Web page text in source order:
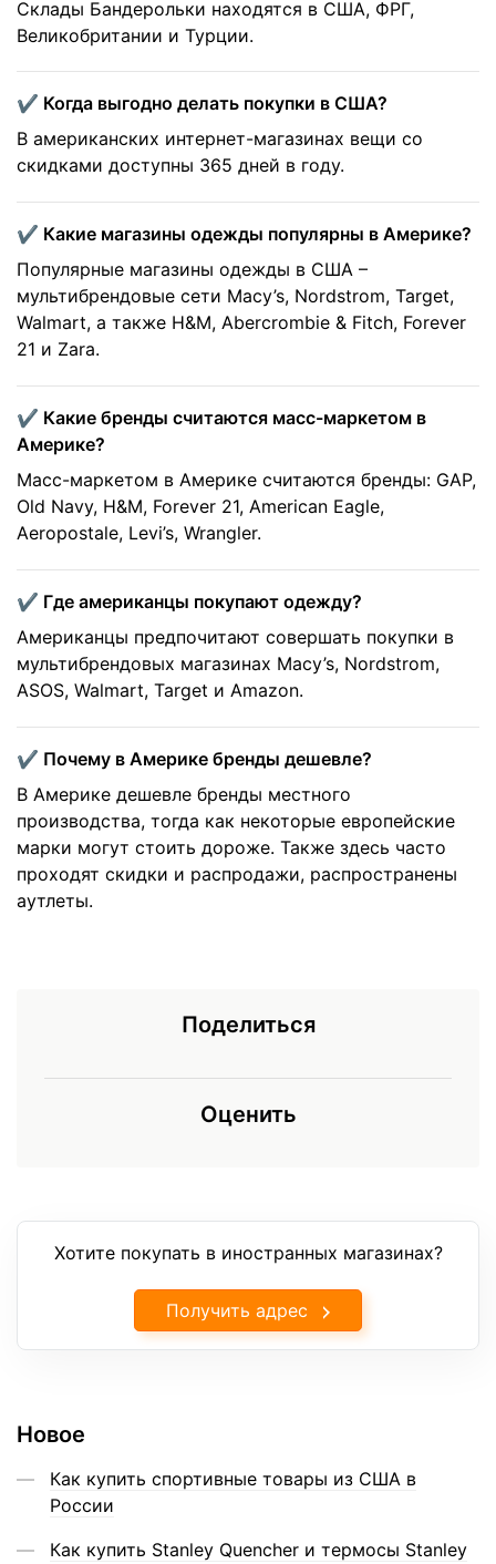
Склады Бандерольки находятся в США, ФРГ,
Великобритании и Турции.
✔️ Когда выгодно делать покупки в США?
В американских интернет-магазинах вещи со
скидками доступны 365 дней в году.
✔️ Какие магазины одежды популярны в Америке?
Популярные магазины одежды в США –
мультибрендовые сети Macy’s, Nordstrom, Target,
Walmart, а также H&M, Abercrombie & Fitch, Forever
21 и Zara.
✔️ Какие бренды считаются масс-маркетом в
Америке?
Масс-маркетом в Америке считаются бренды: GAP,
Old Navy, H&M, Forever 21, American Eagle,
Aeropostale, Levi’s, Wrangler.
✔️ Где американцы покупают одежду?
Американцы предпочитают совершать покупки в
мультибрендовых магазинах Macy’s, Nordstrom,
ASOS, Walmart, Target и Amazon.
✔️ Почему в Америке бренды дешевле?
В Америке дешевле бренды местного
производства, тогда как некоторые европейские
марки могут стоить дороже. Также здесь часто
проходят скидки и распродажи, распространены
аутлеты.
Поделиться
Оценить
Хотите покупать в иностранных магазинах?
Получить адрес
Новое
Как купить спортивные товары из США в
России
Как купить Stanley Quencher и термосы Stanley